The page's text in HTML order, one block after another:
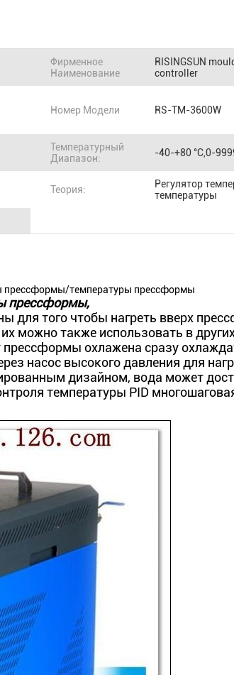
Фирменное
Наименование
RISINGSUN
controller
Номер Модели RS-TM-3600W
Температурный
Диапазон:
-40-+80 °C,0-
Теория:
Регулятор
температуры
прессформы/температуры прессформы
прессформы,
для того чтобы нагреть вверх
можно также использовать в
охлажена сразу
насос высокого давления для
дизайном, вода может
температуры PID